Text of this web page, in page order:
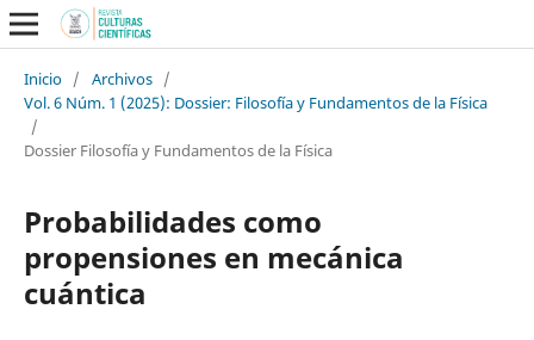
Inicio / Archivos /
Vol. 6 Núm. 1 (2025): Dossier: Filosofía y Fundamentos de la Física
/
Dossier Filosofía y Fundamentos de la Física
Probabilidades como
propensiones en mecánica
cuántica